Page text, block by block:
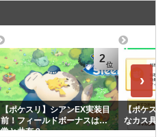
2
【ポケスリ】シアンEX実装目
前！フィールドボーナスは通
常と共有？
【ポケス
なカス具合
›